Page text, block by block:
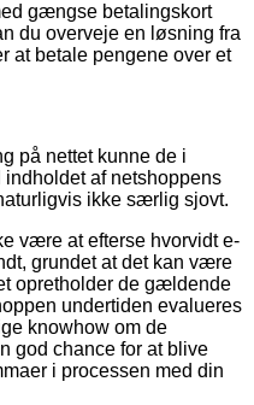
gængse betalingskort
du overveje en løsning fra
at betale pengene over et
på nettet kunne de i
af netshoppens
ikke særlig sjovt.
være at efterse hvorvidt e-
grundet at det kan være
opretholder de gældende
undertiden evalueres
knowhow om de
god chance for at blive
i processen med din